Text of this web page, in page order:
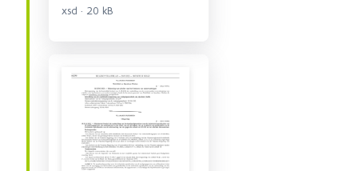
xsd · 20 kB